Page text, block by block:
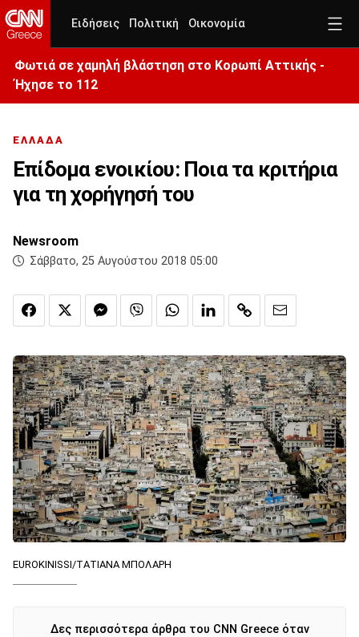
Ειδήσεις Πολιτική Οικονομία
Φωτιά σε χαμηλή βλάστηση στο Κορωπί Αττικής -
Ήχησε το 112
ΕΛΛΑΔΑ
Επίδομα ενοικίου: Ποια τα κριτήρια
για τη χορήγησή του
Newsroom
Σάββατο, 25 Αυγούστου 2018 05:00
EUROKINISSI/ΤΑΤΙΑΝΑ ΜΠΟΛΑΡΗ
Δες περισσότερα άρθρα του CNN Greece όταν